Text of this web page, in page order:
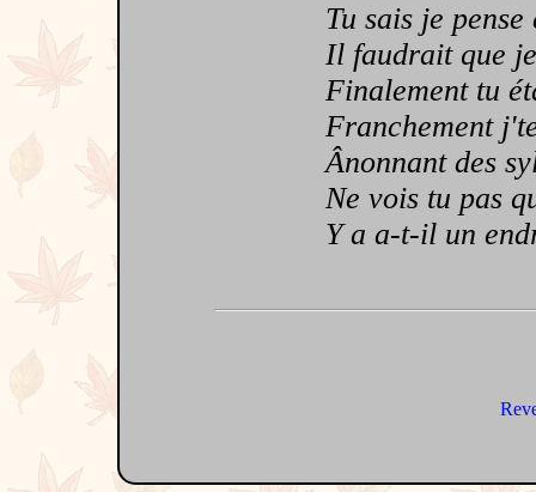
Tu sais je pense
Il faudrait que je
Finalement tu
Franchement j'te
Ânonnant des
Ne vois tu pas
Y a a-t-il un